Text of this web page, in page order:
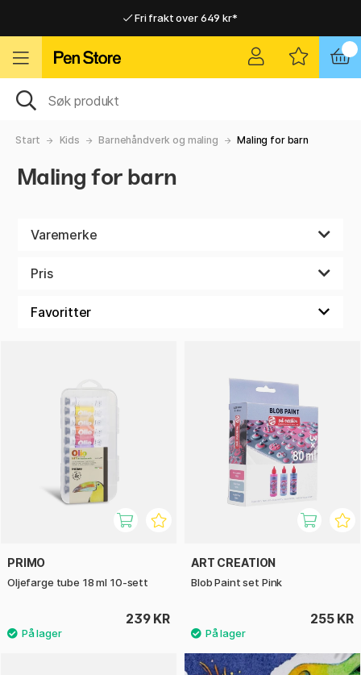
Fri frakt over 649 kr*
Raskt til dør eller utleveringssted
Raskt til dør eller utleveringssted
Start Kids Barnehåndverk og maling Maling for barn
Maling for barn
Varemerke
Pris
PRIMO
Oljefarge tube 18 ml 10-sett
239 KR
ART CREATION
Blob Paint set Pink
255 KR